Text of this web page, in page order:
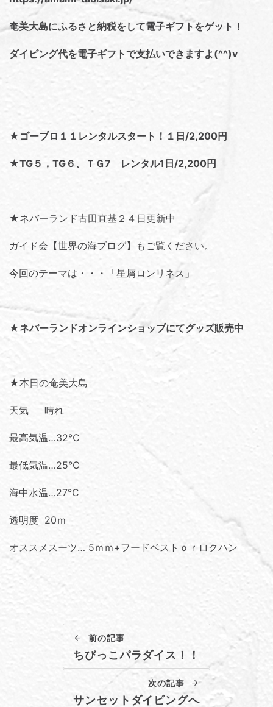
奄美大島にふるさと納税をして電子ギフトをゲット！
ダイビング代を電子ギフトで支払いできますよ(^^)v
★ゴープロ１１レンタルスタート！１日/2,200円
★TG５，TG６、ＴＧ7 レンタル1日/2,200円
★ネバーランド古田直基２４日更新中
ガイド会【世界の海ブログ】 もご覧ください。
今回のテーマは・・・「星屑ロンリネス 」
★ネバーランドオンラインショップにてグッズ販売中
★本日の奄美大島
天気 晴れ
最高気温…32℃
最低気温…25℃
海中水温…27℃
透明度 20ｍ
オススメスーツ… 5ｍｍ+フードベストｏｒロクハン
前の記事
ちびっこパラダイス！！
次の記事
サンセットダイビングへ